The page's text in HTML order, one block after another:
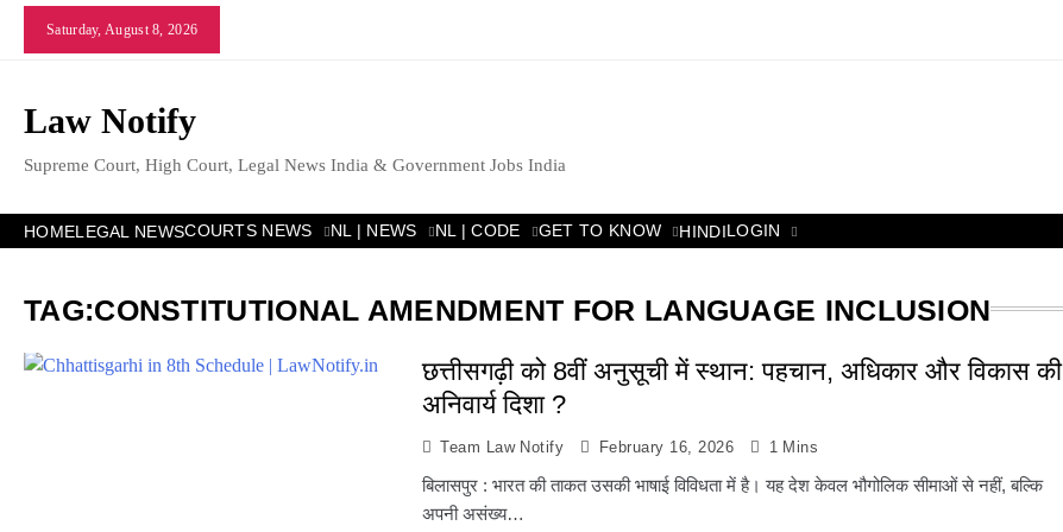
Skip
Saturday, August 8, 2026
Law Notify
Supreme Court, High Court, Legal News India & Government Jobs India
HOMELEGAL NEWSCOURTS NEWS NL | NEWS NL | CODE GET TO KNOW HINDILOGIN
TAG:CONSTITUTIONAL AMENDMENT FOR LANGUAGE INCLUSION
छत्तीसगढ़ी को 8वीं अनुसूची में स्थान: पहचान, अधिकार और विकास की
अनिवार्य दिशा ?
Team Law Notify February 16, 2026 1 Mins
बिलासपुर : भारत की ताकत उसकी भाषाई विविधता में है। यह देश केवल भौगोलिक सीमाओं से नहीं, बल्कि
अपनी असंख्य…